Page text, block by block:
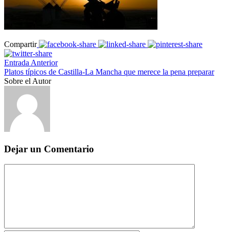
Compartir
Entrada Anterior
Platos típicos de Castilla-La Mancha que merece la pena preparar
Sobre el Autor
Dejar un Comentario